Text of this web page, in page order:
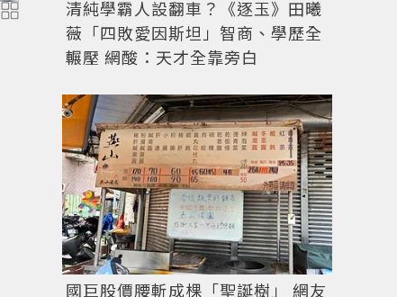
FILA邀偶像男團GTM代言休閒服飾系列，展現校園的
清純學霸人設翻車？《逐玉》田曦
薇「四敗愛因斯坦」智商、學歷全
輾壓 網酸：天才全靠旁白
國巨股價腰斬成棵「聖誕樹」 網友